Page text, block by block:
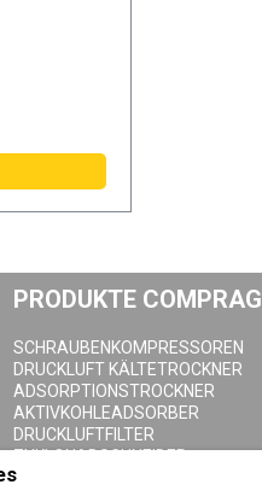
PRODUKTE COMPRAG
SCHRAUBENKOMPRESSOREN
DRUCKLUFT KÄLTETROCKNER
ADSORPTIONSTROCKNER
AKTIVKOHLEADSORBER
DRUCKLUFTFILTER
ZYKLONABSCHNEIDER
DRUCKLUFTBEHÄLTER